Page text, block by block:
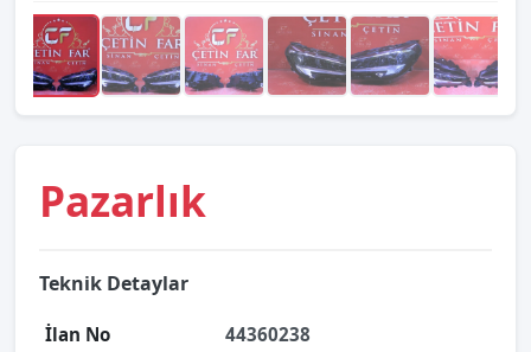
Pazarlık
Teknik Detaylar
İlan No 44360238